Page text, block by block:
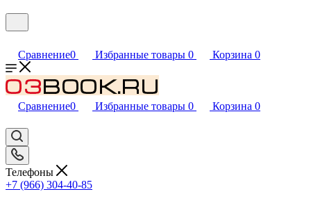
Сравнение0 Избранные товары 0 Корзина 0
Сравнение0 Избранные товары 0 Корзина 0
Телефоны
+7 (966) 304-40-85